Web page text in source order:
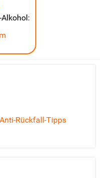
Anti-Rückfall-Tipps